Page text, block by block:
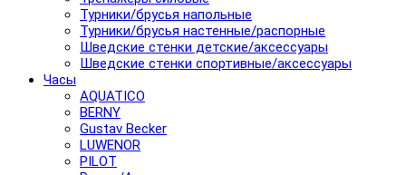
Турники/брусья напольные
Турники/брусья настенные/распорные
Шведские стенки детские/аксессуары
Шведские стенки спортивные/аксессуары
Часы
AQUATICO
BERNY
Gustav Becker
LUWENOR
PILOT